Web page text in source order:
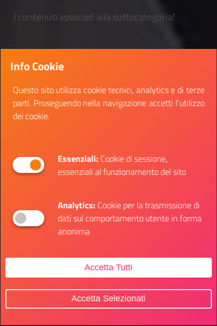
I contenuti associati alla sottocategoria!
Info Cookie
Questo sito utilizza cookie tecnici, analytics e di terze
parti. Proseguendo nella navigazione accetti l’utilizzo
dei cookie.
Essenziali:Cookie di sessione,
essenziali al funzionamento del sito
Analytics:Cookie per la trasmissione di
dati sul comportamento utente in forma
anonima
Accetta Tutti
Accetta Selezionati